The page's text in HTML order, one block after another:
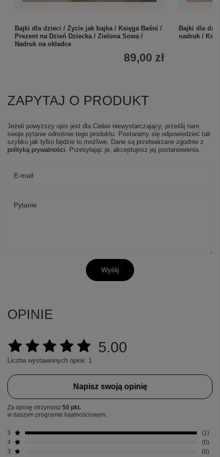
Bajki dla dzieci / Życie jak bajka / Księga Baśni /
Prezent na Dzień Dziecka / Zielona Sowa /
Nadruk na okładce
89,00 zł
Bajki dla
nadruk /
ZAPYTAJ O PRODUKT
Jeżeli powyższy opis jest dla Ciebie niewystarczający, prześlij nam
swoje pytanie odnośnie tego produktu. Postaramy się odpowiedzieć tak
szybko jak tylko będzie to możliwe. Dane są przetwarzane zgodnie z
polityką prywatności . Przesyłając je, akceptujesz jej postanowienia.
E-mail
Pytanie
Wyślij
OPINIE
5.00
Liczba wystawionych opinii: 1
Napisz swoją opinię
Za opinię otrzymasz 50 pkt.
w naszym programie lojalnościowym.
5
1
4
0
3
0